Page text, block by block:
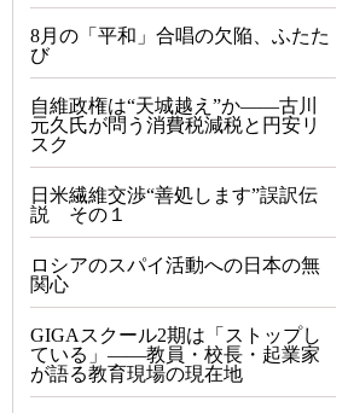
8月の「平和」合唱の欠陥、ふたた
び
自維政権は“天城越え”か――古川
元久氏が問う消費税減税と円安リ
スク
日米繊維交渉“善処します”誤訳伝
説 その１
ロシアのスパイ活動への日本の無
関心
GIGAスクール2期は「ストップし
ている」——教員・校長・起業家
が語る教育現場の現在地